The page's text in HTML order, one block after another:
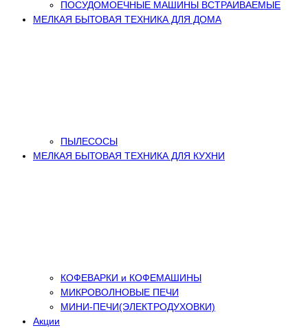
ПОСУДОМОЕЧНЫЕ МАШИНЫ ВСТРАИВАЕМЫЕ
МЕЛКАЯ БЫТОВАЯ ТЕХНИКА ДЛЯ ДОМА
ПЫЛЕСОСЫ
МЕЛКАЯ БЫТОВАЯ ТЕХНИКА ДЛЯ КУХНИ
КОФЕВАРКИ и КОФЕМАШИНЫ
МИКРОВОЛНОВЫЕ ПЕЧИ
МИНИ-ПЕЧИ(ЭЛЕКТРОДУХОВКИ)
Акции